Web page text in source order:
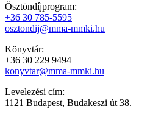
Ösztöndíjprogram:
+36 30 785-5595
osztondij@mma-mmki.hu
Könyvtár:
+36 30 229 9494
konyvtar@mma-mmki.hu
Levelezési cím:
1121 Budapest, Budakeszi út 38.